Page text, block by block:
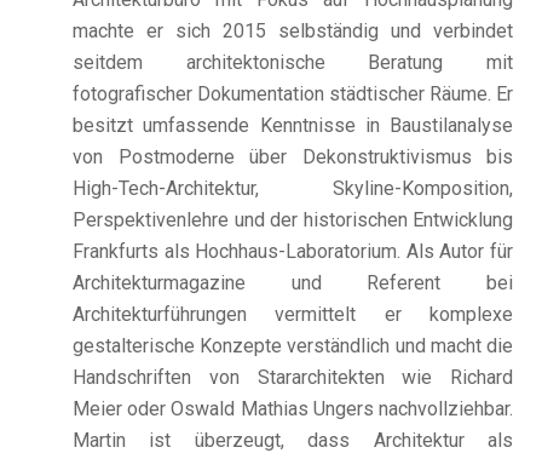
machte er sich 2015 selbständig und verbindet
seitdem architektonische Beratung mit
fotografischer Dokumentation städtischer Räume. Er
besitzt umfassende Kenntnisse in Baustilanalyse
von Postmoderne über Dekonstruktivismus bis
High-Tech-Architektur, Skyline-Komposition,
Perspektivenlehre und der historischen Entwicklung
Frankfurts als Hochhaus-Laboratorium. Als Autor für
Architekturmagazine und Referent bei
Architekturführungen vermittelt er komplexe
gestalterische Konzepte verständlich und macht die
Handschriften von Stararchitekten wie Richard
Meier oder Oswald Mathias Ungers nachvollziehbar.
Martin ist überzeugt, dass Architektur als